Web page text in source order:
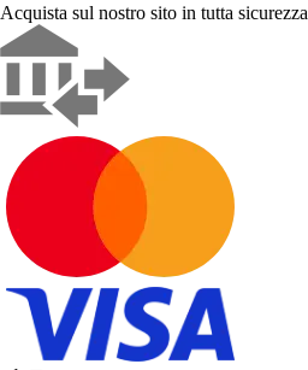
Acquista sul nostro sito in tutta sicurezza